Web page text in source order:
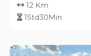
12 Km
1Std30Min